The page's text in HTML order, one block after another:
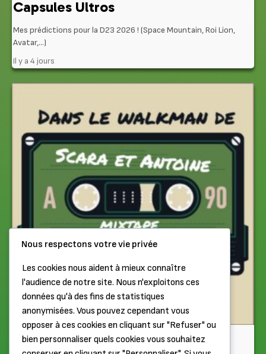
Capsules Ultros
Mes prédictions pour la D23 2026 ! (Space Mountain, Roi Lion,
Avatar,…)
Il y a 4 jours
Chiptune
Nous respectons votre vie privée
Les cookies nous aident à mieux connaître
l'audience de notre site. Nous n'exploitons ces
données qu'à des fins de statistiques
anonymisées. Vous pouvez cependant vous
opposer à ces cookies en cliquant sur "Refuser" ou
bien personnaliser quels cookies vous souhaitez